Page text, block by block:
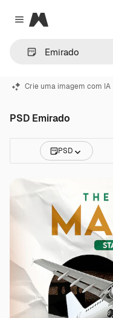
Close menu
Magnific
Crie uma imagem com IA
PSD Emirado
PSD